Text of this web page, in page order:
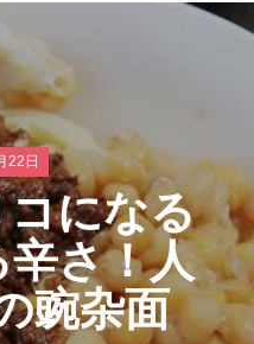
22日
になる
さ！人
豌杂面